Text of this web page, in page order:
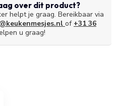
over dit product?
helpt je graag. Bereikbaar via
of +31 36
u graag!